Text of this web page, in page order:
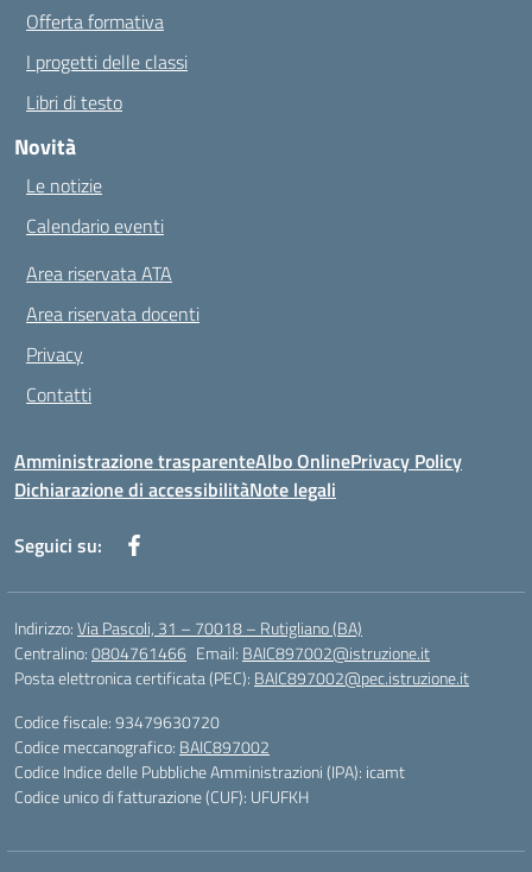
Offerta formativa
I progetti delle classi
Libri di testo
Novità
Le notizie
Calendario eventi
Area riservata ATA
Area riservata docenti
Privacy
Contatti
Amministrazione trasparenteAlbo OnlinePrivacy Policy
Dichiarazione di accessibilitàNote legali
Seguici su:
Indirizzo:Via Pascoli, 31 – 70018 – Rutigliano (BA)
Centralino:0804761466 Email: BAIC897002@istruzione.it
Posta elettronica certificata (PEC): BAIC897002@pec.istruzione.it
Codice fiscale: 93479630720
Codice meccanografico: BAIC897002
Codice Indice delle Pubbliche Amministrazioni (IPA): icamt
Codice unico di fatturazione (CUF): UFUFKH